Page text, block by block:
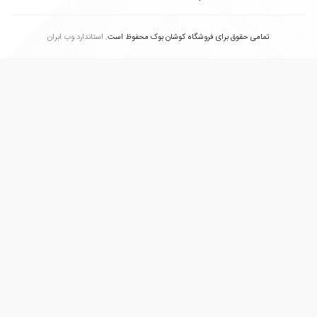
تمامی حقوق برای فروشگاه کوشان بوک محفوظ است.استاندارد وب ابران